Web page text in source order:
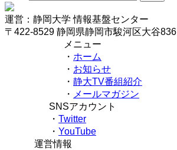
運営：静岡大学 情報基盤センター
〒422-8529 静岡県静岡市駿河区大谷836
メニュー
・ ホーム
・ お知らせ
・ 静大TV番組紹介
・ メールマガジン
SNSアカウント
・ Twitter
・ YouTube
運営情報